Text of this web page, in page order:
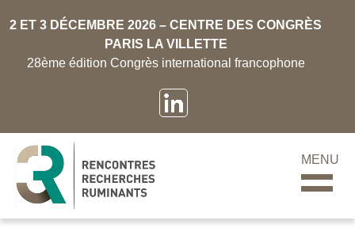
2 ET 3 DÉCEMBRE 2026 – CENTRE DES CONGRÈS
PARIS LA VILLETTE
28ème édition Congrès international francophone
MENU